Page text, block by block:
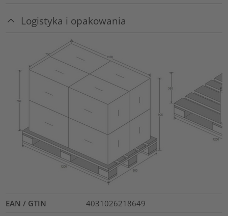
Logistyka i opakowania
EAN / GTIN
4031026218649